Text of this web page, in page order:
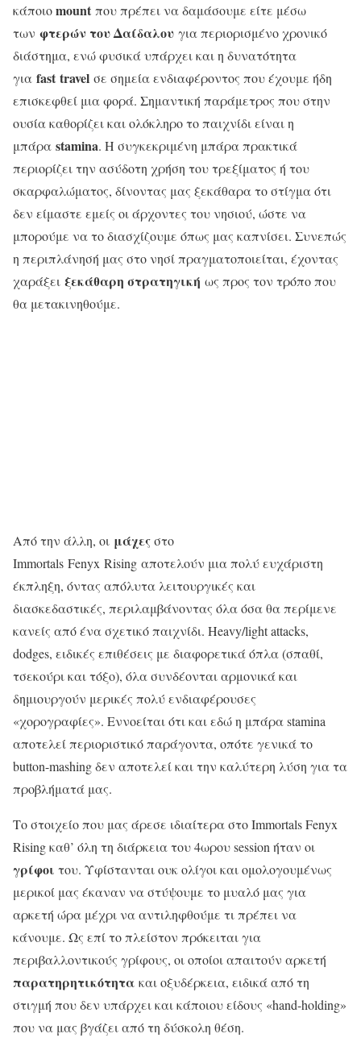
κάποιοmount που πρέπει να δαμάσουμε είτε μέσω
των φτερών του Δαίδαλου για περιορισμένο χρονικό
διάστημα, ενώ φυσικά υπάρχει και η δυνατότητα
για fast travel σε σημεία ενδιαφέροντος που έχουμε ήδη
επισκεφθεί μια φορά. Σημαντική παράμετρος που στην
ουσία καθορίζει και ολόκληρο το παιχνίδι είναι η
μπάρα stamina. Η συγκεκριμένη μπάρα πρακτικά
περιορίζει την ασύδοτη χρήση του τρεξίματος ή του
σκαρφαλώματος, δίνοντας μας ξεκάθαρα το στίγμα ότι
δεν είμαστε εμείς οι άρχοντες του νησιού, ώστε να
μπορούμε να το διασχίζουμε όπως μας καπνίσει. Συνεπώς
η περιπλάνησή μας στο νησί πραγματοποιείται, έχοντας
χαράξει ξεκάθαρη στρατηγική ως προς τον τρόπο που
θα μετακινηθούμε.
Από την άλλη, οι μάχεςστο
Immortals Fenyx Rising αποτελούν μια πολύ ευχάριστη
έκπληξη, όντας απόλυτα λειτουργικές και
διασκεδαστικές, περιλαμβάνοντας όλα όσα θα περίμενε
κανείς από ένα σχετικό παιχνίδι. Heavy/light attacks,
dodges, ειδικές επιθέσεις με διαφορετικά όπλα (σπαθί,
τσεκούρι και τόξο), όλα συνδέονται αρμονικά και
δημιουργούν μερικές πολύ ενδιαφέρουσες
«χορογραφίες». Εννοείται ότι και εδώ η μπάρα stamina
αποτελεί περιοριστικό παράγοντα, οπότε γενικά το
button-mashing δεν αποτελεί και την καλύτερη λύση για τα
προβλήματά μας.
Το στοιχείο που μας άρεσε ιδιαίτερα στο Immortals Fenyx
Rising καθ’ όλη τη διάρκεια του 4ωρου session ήταν οι
γρίφοι του. Υφίστανται ουκ ολίγοι και ομολογουμένως
μερικοί μας έκαναν να στύψουμε το μυαλό μας για
αρκετή ώρα μέχρι να αντιληφθούμε τι πρέπει να
κάνουμε. Ως επί το πλείστον πρόκειται για
περιβαλλοντικούς γρίφους, οι οποίοι απαιτούν αρκετή
παρατηρητικότητα και οξυδέρκεια, ειδικά από τη
στιγμή που δεν υπάρχει και κάποιου είδους «hand-holding»
που να μας βγάζει από τη δύσκολη θέση.